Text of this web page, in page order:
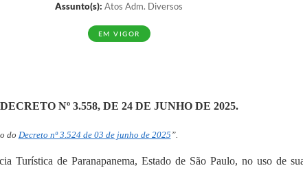
Assunto(s): Atos Adm. Diversos
EM VIGOR
DECRETO Nº 3.558, DE 24 DE JUNHO DE 2025.
do Decreto nº 3.524 de 03 de junho de 2025 ”.
Turística de Paranapanema, Estado de São Paulo, no uso de